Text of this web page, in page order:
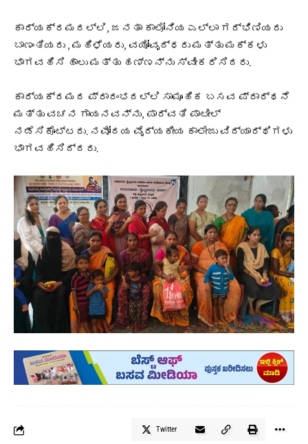
ಕಾರ್ಯಕ್ರಮದಲ್ಲಿ, ಜನತಾ ಕಾಲೋನಿಯ ಎಲ್ಲಾ ಗರ್ಭಿಣಿಯರು
ಬಾಣಂತಿಯರು , ಮಹಿಳೆಯರು, ವಯೋವೃದ್ಧರು ಮತ್ತು ಮಕ್ಕಳು
ಭಾಗವಹಿಸಿ ಹಾಲು ಮತ್ತು ಹಣ್ಣನ್ನು ಸ್ವೀಕರಿಸಿದರು.
ಕಾರ್ಯಕ್ರಮದ ಪ್ರಾರಂಭದಲ್ಲಿ ಸಾಮೂಹಿಕ ಬಸವ ಪ್ರಾರ್ಥನೆ
ಮತ್ತು ವಚನ ಗಾಯನವನ್ನು, ಪಾರ್ವತಿ ಪಾಟೀಲ್
ನಡೆಸಿಕೊಟ್ಟರು. ನವೋದಯ ವೈದ್ಯಕೀಯ ಕಾಲೇಜು ವಿದ್ಯಾರ್ಥಿಗಳು
ಭಾಗವಹಿಸಿದ್ದರು.
Twitter